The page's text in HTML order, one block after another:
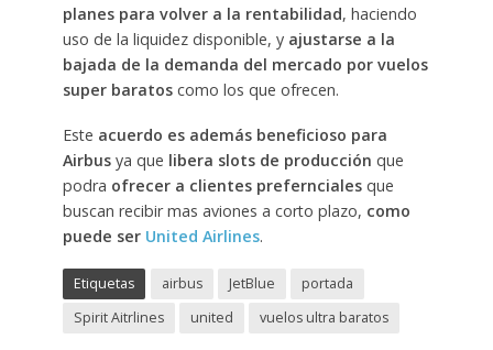
planes para volver a la rentabilidad, haciendo
uso de la liquidez disponible, y ajustarse a la
bajada de la demanda del mercado por vuelos
super baratoscomo los que ofrecen.
Este acuerdo es además beneficioso para
Airbus ya que libera slots de producción que
podra ofrecer a clientes preferncialesque
buscan recibir mas aviones a corto plazo, como
puede ser United Airlines.
Etiquetas airbus JetBlue
portada
Spirit Aitrlines
united vuelos ultra baratos